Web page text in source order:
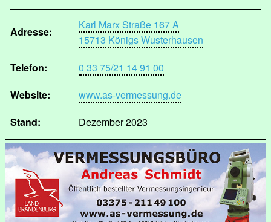
Adresse:
Karl Marx Straße 167 A
15713 Königs Wusterhausen
Telefon:
0 33 75/21 14 91 00
Website:
www.as-vermessung.de
Stand:
Dezember 2023